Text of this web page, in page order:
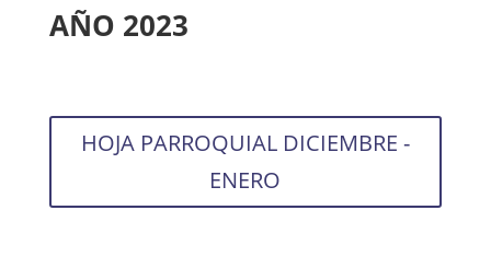
AÑO 2023
HOJA PARROQUIAL DICIEMBRE -
ENERO